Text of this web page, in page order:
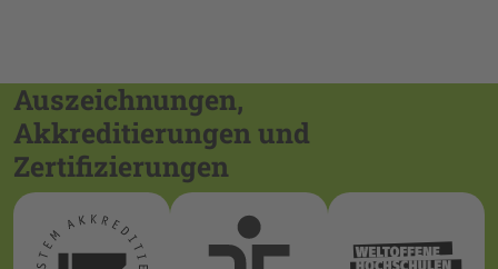
Auszeichnungen,
Akkreditierungen und
Zertifizierungen